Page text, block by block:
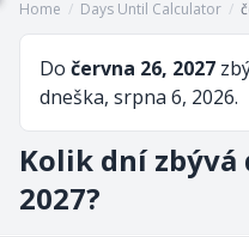
Home / Days Until Calculator /
Do června 26, 2027
dneška, srpna 6, 2026.
Kolik dní zbývá
2027?